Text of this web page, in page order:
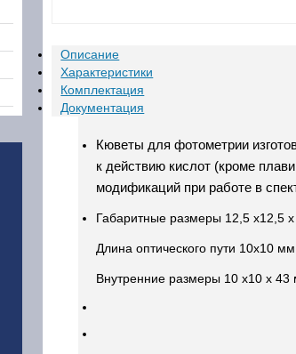
Описание
Характеристики
Комплектация
Документация
Кюветы для фотометрии
к действию кислот (кроме
модификаций при работе в
Габаритные размеры 12,5 х12,5
Длина оптического пути 10х10 мм
Внутренние размеры 10 х10 х 43